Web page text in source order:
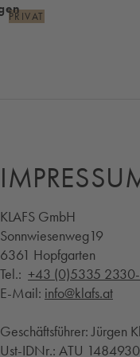
PRIVAT
KLAFS GmbH
Sonnwiesenweg19
6361 Hopfgarten
Tel.: +43 (0)5335
E-Mail: info@klafs.at
Geschäftsführer: Jürgen
Ust-IDNr.: ATU